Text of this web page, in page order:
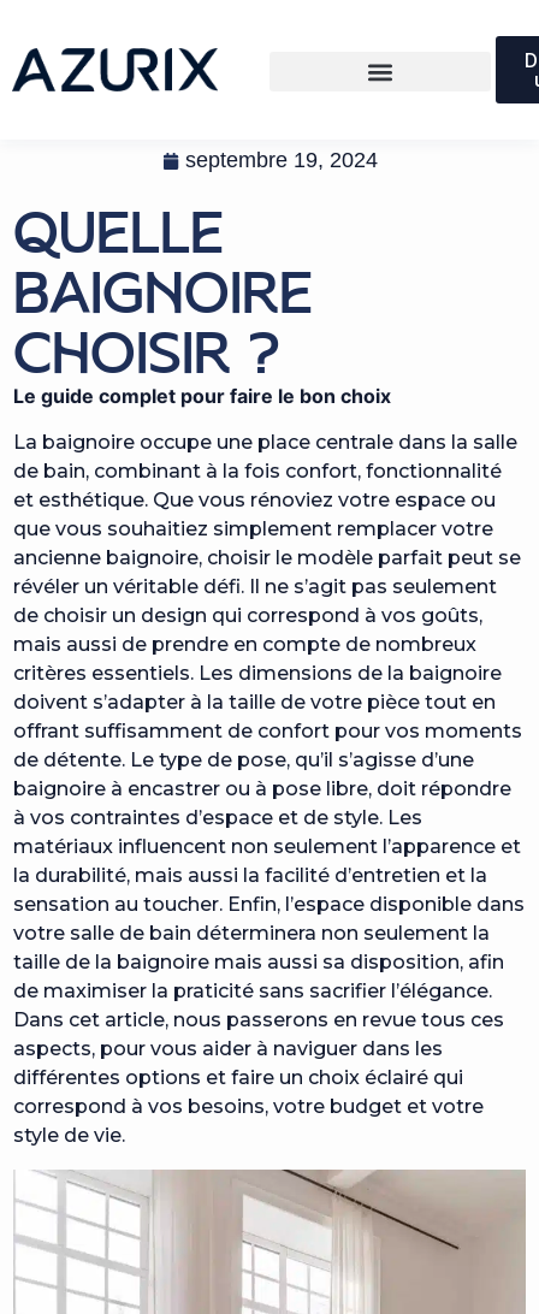
septembre 19, 2024
QUELLE
BAIGNOIRE
CHOISIR ?
Le guide complet pour faire le bon choix
La baignoire occupe une place centrale dans la salle
de bain, combinant à la fois confort, fonctionnalité
et esthétique. Que vous rénoviez votre espace ou
que vous souhaitiez simplement remplacer votre
ancienne baignoire, choisir le modèle parfait peut se
révéler un véritable défi. Il ne s’agit pas seulement
de choisir un design qui correspond à vos goûts,
mais aussi de prendre en compte de nombreux
critères essentiels. Les dimensions de la baignoire
doivent s’adapter à la taille de votre pièce tout en
offrant suffisamment de confort pour vos moments
de détente. Le type de pose, qu’il s’agisse d’une
baignoire à encastrer ou à pose libre, doit répondre
à vos contraintes d’espace et de style. Les
matériaux influencent non seulement l’apparence et
la durabilité, mais aussi la facilité d’entretien et la
sensation au toucher. Enfin, l’espace disponible dans
votre salle de bain déterminera non seulement la
taille de la baignoire mais aussi sa disposition, afin
de maximiser la praticité sans sacrifier l’élégance.
Dans cet article, nous passerons en revue tous ces
aspects, pour vous aider à naviguer dans les
différentes options et faire un choix éclairé qui
correspond à vos besoins, votre budget et votre
style de vie.